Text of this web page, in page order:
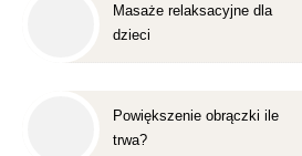
Masaże relaksacyjne dla
dzieci
Powiększenie obrączki ile
trwa?